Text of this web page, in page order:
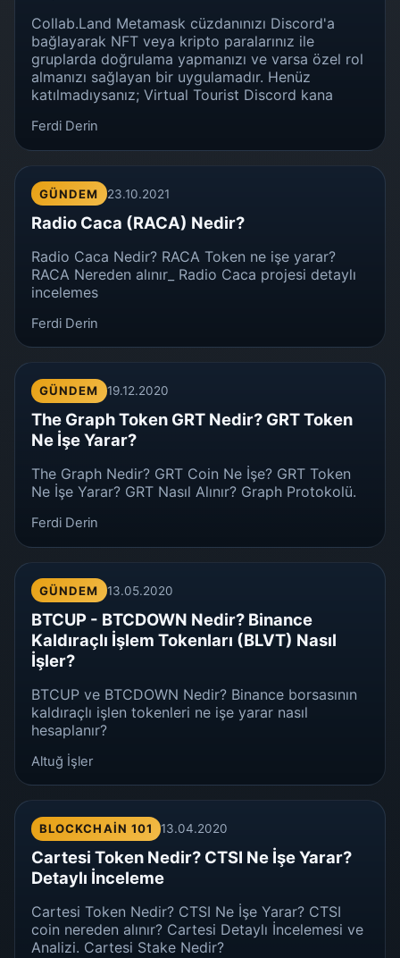
Collab.Land Metamask cüzdanınızı Discord'a
bağlayarak NFT veya kripto paralarınız ile
gruplarda doğrulama yapmanızı ve varsa özel rol
almanızı sağlayan bir uygulamadır. Henüz
katılmadıysanız; Virtual Tourist Discord kana
Ferdi Derin
GÜNDEM 23.10.2021
Radio Caca (RACA) Nedir?
Radio Caca Nedir? RACA Token ne işe yarar?
RACA Nereden alınır_ Radio Caca projesi detaylı
incelemes
Ferdi Derin
GÜNDEM 19.12.2020
The Graph Token GRT Nedir? GRT Token
Ne İşe Yarar?
The Graph Nedir? GRT Coin Ne İşe? GRT Token
Ne İşe Yarar? GRT Nasıl Alınır? Graph Protokolü.
Ferdi Derin
GÜNDEM 13.05.2020
BTCUP - BTCDOWN Nedir? Binance
Kaldıraçlı İşlem Tokenları (BLVT) Nasıl
İşler?
BTCUP ve BTCDOWN Nedir? Binance borsasının
kaldıraçlı işlen tokenleri ne işe yarar nasıl
hesaplanır?
Altuğ İşler
BLOCKCHAIN 101 13.04.2020
Cartesi Token Nedir? CTSI Ne İşe Yarar?
Detaylı İnceleme
Cartesi Token Nedir? CTSI Ne İşe Yarar? CTSI
coin nereden alınır? Cartesi Detaylı İncelemesi ve
Analizi. Cartesi Stake Nedir?